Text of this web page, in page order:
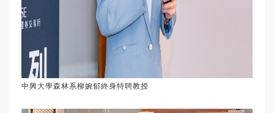
中興大學森林系柳婉郁終身特聘教授